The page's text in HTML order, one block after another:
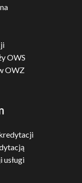
OWS
OWZ
usługi